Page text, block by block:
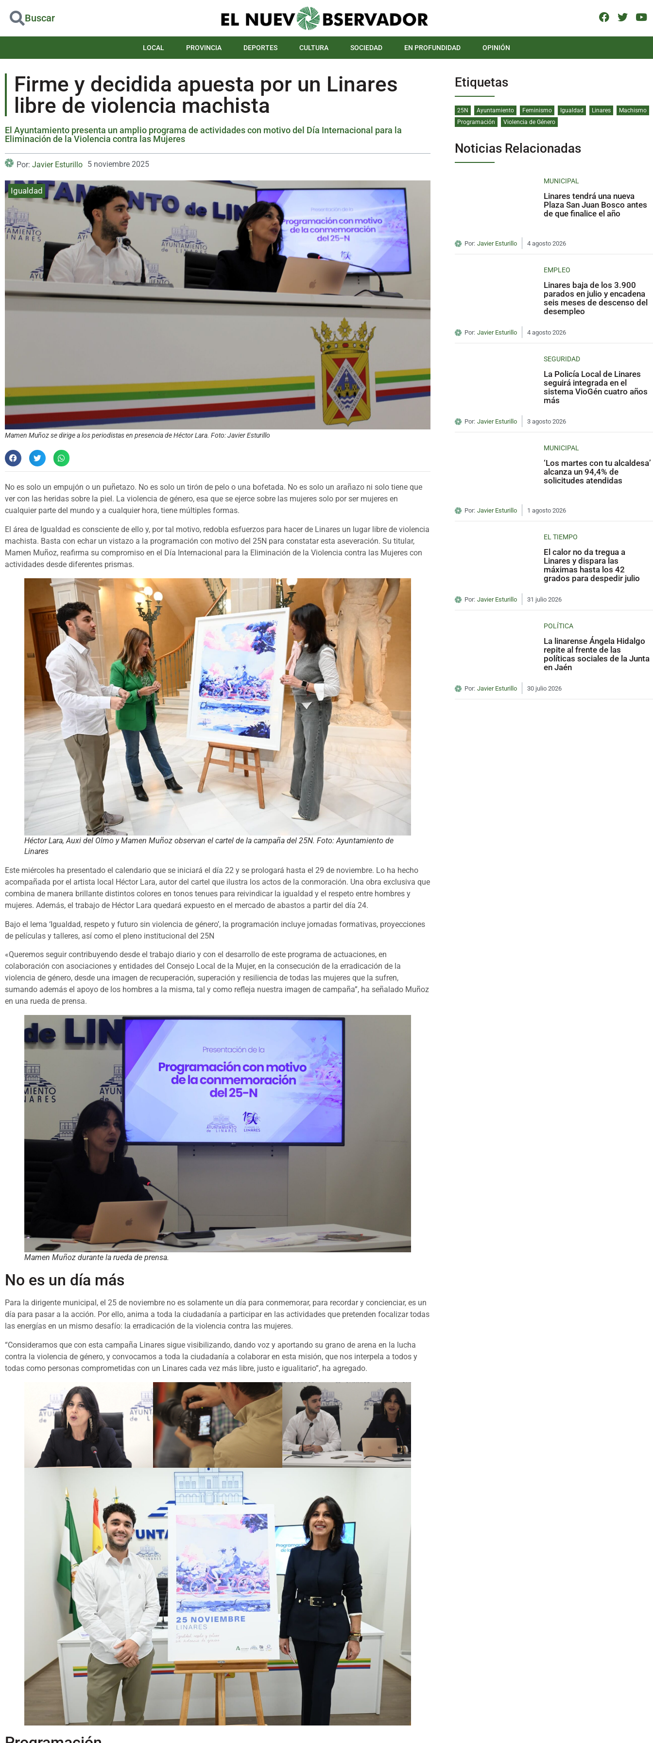
Buscar
LOCAL PROVINCIA DEPORTES CULTURA SOCIEDAD EN PROFUNDIDAD OPINIÓN
Firme y decidida apuesta por un Linares
libre de violencia machista
El Ayuntamiento presenta un amplio programa de actividades con motivo del Día Internacional para la
Eliminación de la Violencia contra las Mujeres
Por: Javier Esturillo 5 noviembre 2025
Igualdad
Mamen Muñoz se dirige a los periodistas en presencia de Héctor Lara. Foto: Javier Esturillo
No es solo un empujón o un puñetazo. No es solo un tirón de pelo o una bofetada. No es solo un arañazo ni solo tiene que
ver con las heridas sobre la piel. La violencia de género, esa que se ejerce sobre las mujeres solo por ser mujeres en
cualquier parte del mundo y a cualquier hora, tiene múltiples formas.
El área de Igualdad es consciente de ello y, por tal motivo, redobla esfuerzos para hacer de Linares un lugar libre de violencia
machista. Basta con echar un vistazo a la programación con motivo del 25N para constatar esta aseveración. Su titular,
Mamen Muñoz, reafirma su compromiso en el Día Internacional para la Eliminación de la Violencia contra las Mujeres con
actividades desde diferentes prismas.
Héctor Lara, Auxi del Olmo y Mamen Muñoz observan el cartel de la campaña del 25N. Foto: Ayuntamiento de
Linares
Este miércoles ha presentado el calendario que se iniciará el día 22 y se prologará hasta el 29 de noviembre. Lo ha hecho
acompañada por el artista local Héctor Lara, autor del cartel que ilustra los actos de la conmoración. Una obra exclusiva que
combina de manera brillante distintos colores en tonos tenues para reivindicar la igualdad y el respeto entre hombres y
mujeres. Además, el trabajo de Héctor Lara quedará expuesto en el mercado de abastos a partir del día 24.
Bajo el lema ‘Igualdad, respeto y futuro sin violencia de género’, la programación incluye jornadas formativas, proyecciones
de películas y talleres, así como el pleno institucional del 25N
«Queremos seguir contribuyendo desde el trabajo diario y con el desarrollo de este programa de actuaciones, en
colaboración con asociaciones y entidades del Consejo Local de la Mujer, en la consecución de la erradicación de la
violencia de género, desde una imagen de recuperación, superación y resiliencia de todas las mujeres que la sufren,
sumando además el apoyo de los hombres a la misma, tal y como refleja nuestra imagen de campaña”, ha señalado Muñoz
en una rueda de prensa.
Mamen Muñoz durante la rueda de prensa.
No es un día más
Para la dirigente municipal, el 25 de noviembre no es solamente un día para conmemorar, para recordar y concienciar, es un
día para pasar a la acción. Por ello, anima a toda la ciudadanía a participar en las actividades que pretenden focalizar todas
las energías en un mismo desafío: la erradicación de la violencia contra las mujeres.
“Consideramos que con esta campaña Linares sigue visibilizando, dando voz y aportando su grano de arena en la lucha
contra la violencia de género, y convocamos a toda la ciudadanía a colaborar en esta misión, que nos interpela a todos y
todas como personas comprometidas con un Linares cada vez más libre, justo e igualitario”, ha agregado.
Etiquetas
25N Ayuntamiento Feminismo Igualdad Linares
Machismo
Programación
Violencia de Género
Noticias Relacionadas
MUNICIPAL
Linares tendrá una nueva
Plaza San Juan Bosco antes
de que finalice el año
Por: Javier Esturillo 4 agosto 2026
EMPLEO
Linares baja de los 3.900
parados en julio y encadena
seis meses de descenso del
desempleo
Por: Javier Esturillo 4 agosto 2026
SEGURIDAD
La Policía Local de Linares
seguirá integrada en el
sistema VioGén cuatro años
más
Por: Javier Esturillo 3 agosto 2026
MUNICIPAL
‘Los martes con tu alcaldesa’
alcanza un 94,4% de
solicitudes atendidas
Por: Javier Esturillo 1 agosto 2026
EL TIEMPO
El calor no da tregua a
Linares y dispara las
máximas hasta los 42
grados para despedir julio
Por: Javier Esturillo 31 julio 2026
POLÍTICA
La linarense Ángela Hidalgo
repite al frente de las
políticas sociales de la Junta
en Jaén
Por: Javier Esturillo 30 julio 2026